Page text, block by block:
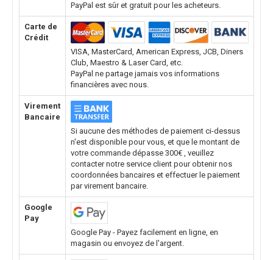
PayPal est sûr et gratuit pour les acheteurs.
Carte de
Crédit
VISA, MasterCard, American Express, JCB, Diners
Club, Maestro & Laser Card, etc.
PayPal ne partage jamais vos informations
financières avec nous.
Virement
Bancaire
Si aucune des méthodes de paiement ci-dessus
n'est disponible pour vous, et que le montant de
votre commande dépasse 300€ , veuillez
contacter notre service client pour obtenir nos
coordonnées bancaires et effectuer le paiement
par virement bancaire.
Google
Pay
Google Pay - Payez facilement en ligne, en
magasin ou envoyez de l'argent.